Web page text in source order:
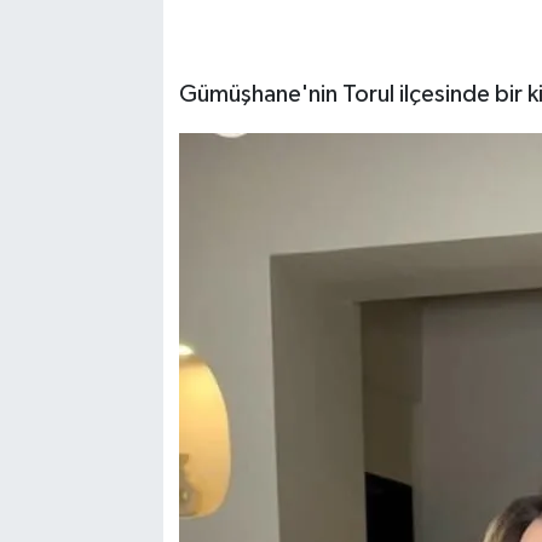
Gümüşhane'nin Torul ilçesinde bir